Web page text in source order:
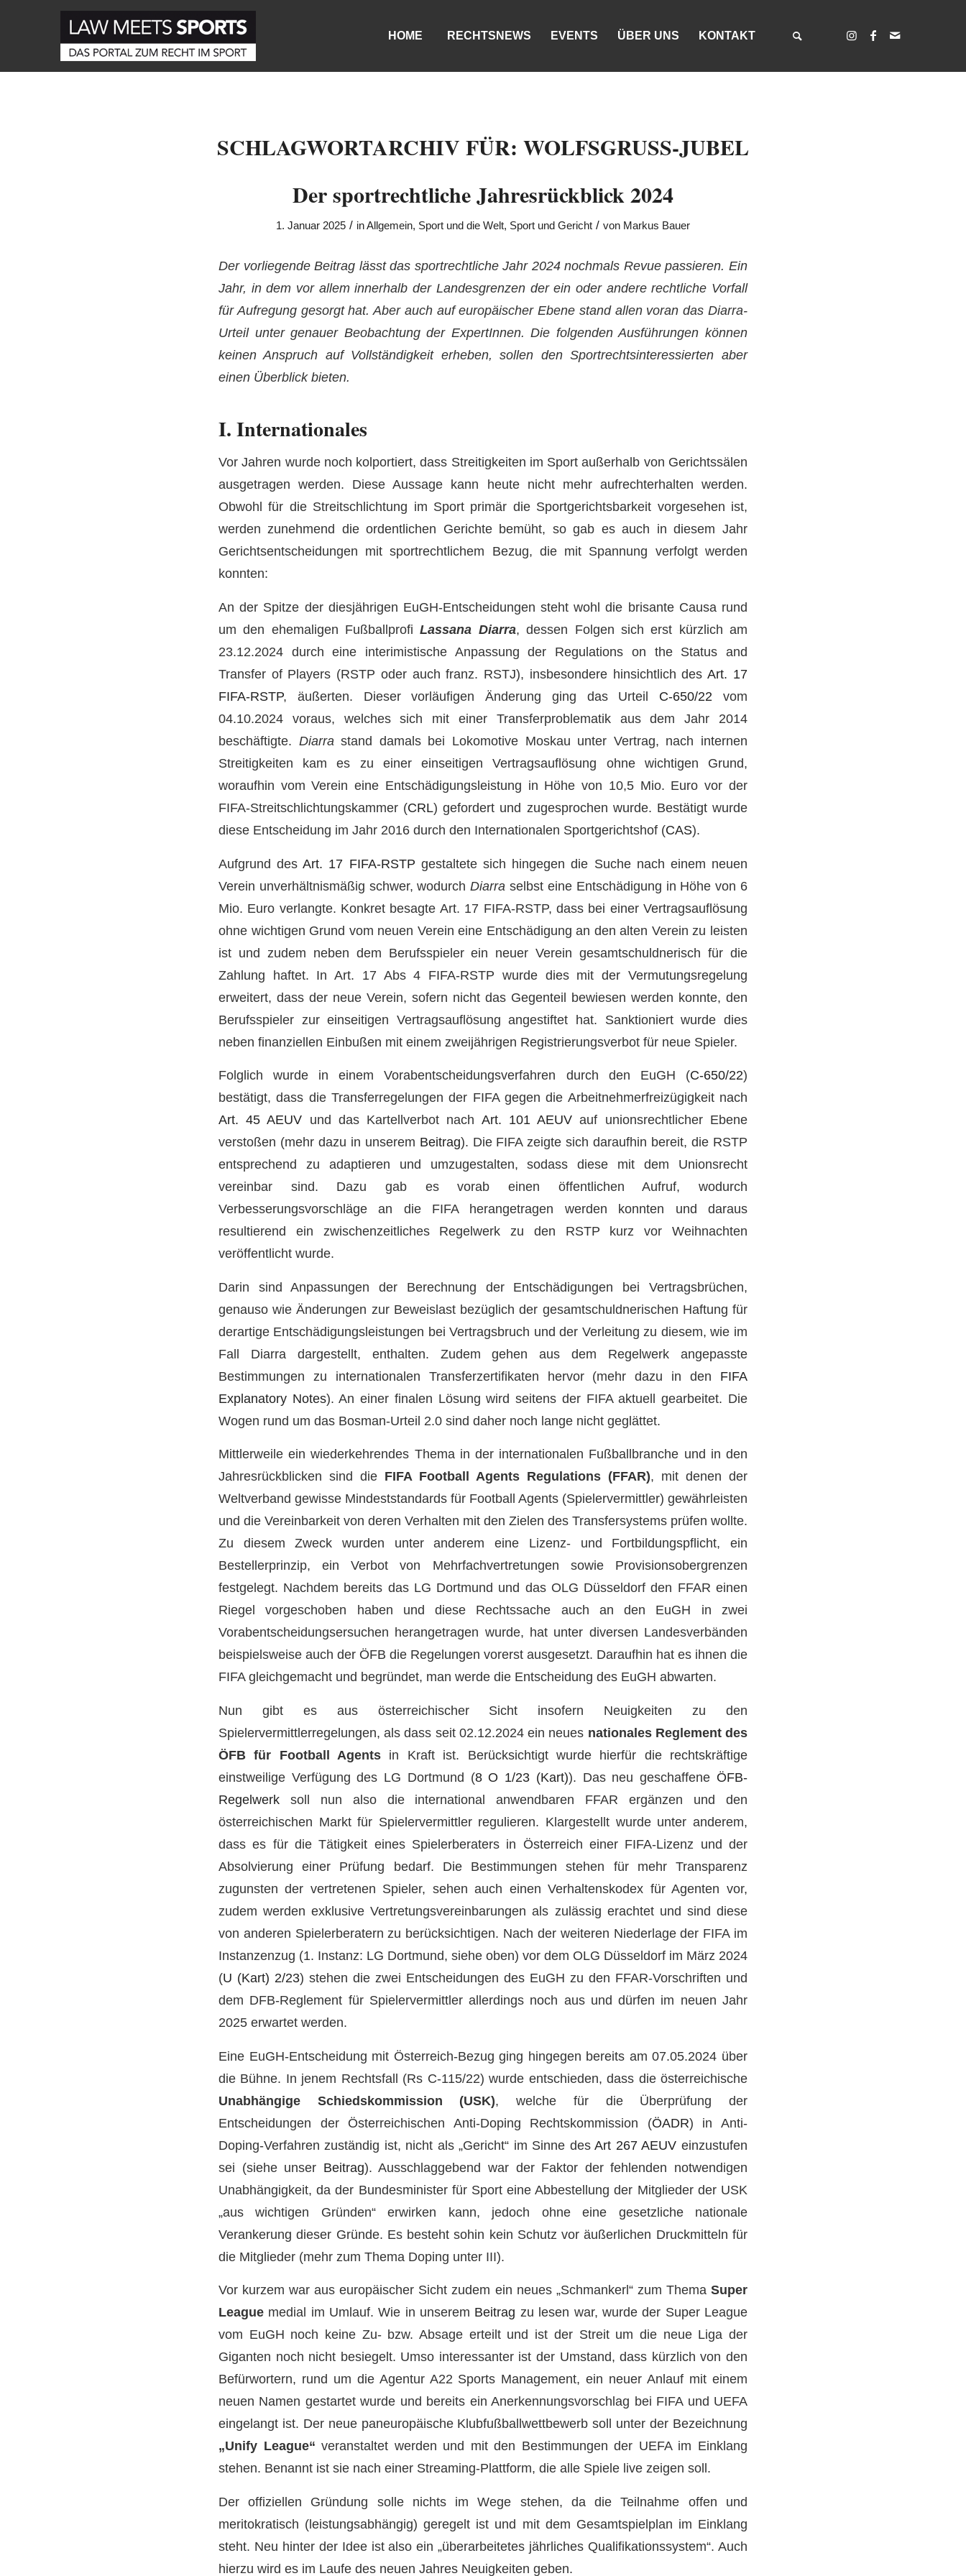
HOME RECHTSNEWS EVENTS ÜBER UNS KONTAKT
SCHLAGWORTARCHIV FÜR: WOLFSGRUSS-JUBEL
Der sportrechtliche Jahresrückblick 2024
1. Januar 2025 / inAllgemein, Sport und die Welt, Sport und Gericht / von Markus Bauer
Der vorliegende Beitrag lässt das sportrechtliche Jahr 2024 nochmals Revue passieren. Ein
Jahr, in dem vor allem innerhalb der Landesgrenzen der ein oder andere rechtliche Vorfall
für Aufregung gesorgt hat. Aber auch auf europäischer Ebene stand allen voran das Diarra-
Urteil unter genauer Beobachtung der ExpertInnen. Die folgenden Ausführungen können
keinen Anspruch auf Vollständigkeit erheben, sollen den Sportrechtsinteressierten aber
einen Überblick bieten.
I. Internationales
Vor Jahren wurde noch kolportiert, dass Streitigkeiten im Sport außerhalb von Gerichtssälen
ausgetragen werden. Diese Aussage kann heute nicht mehr aufrechterhalten werden.
Obwohl für die Streitschlichtung im Sport primär die Sportgerichtsbarkeit vorgesehen ist,
werden zunehmend die ordentlichen Gerichte bemüht, so gab es auch in diesem Jahr
Gerichtsentscheidungen mit sportrechtlichem Bezug, die mit Spannung verfolgt werden
konnten:
An der Spitze der diesjährigen EuGH-Entscheidungen steht wohl die brisante Causa rund
um den ehemaligen FußballprofiLassana Diarra, dessen Folgen sich erst kürzlich am
23.12.2024 durch eine interimistische Anpassung der Regulations on the Status and
Transfer of Players (RSTP oder auch franz. RSTJ), insbesondere hinsichtlich desArt. 17
FIFA-RSTP, äußerten. Dieser vorläufigen Änderung ging das Urteil C-650/22 vom
04.10.2024 voraus, welches sich mit einer Transferproblematik aus dem Jahr 2014
beschäftigte. Diarra stand damals bei Lokomotive Moskau unter Vertrag, nach internen
Streitigkeiten kam es zu einer einseitigen Vertragsauflösung ohne wichtigen Grund,
woraufhin vom Verein eine Entschädigungsleistung in Höhe von 10,5 Mio. Euro vor der
FIFA-Streitschlichtungskammer (CRL) gefordert und zugesprochen wurde. Bestätigt wurde
diese Entscheidung im Jahr 2016 durch den Internationalen Sportgerichtshof (CAS).
Aufgrund desArt. 17 FIFA-RSTP gestaltete sich hingegen die Suche nach einem neuen
Verein unverhältnismäßig schwer, wodurchDiarra selbst eine Entschädigung in Höhe von 6
Mio. Euro verlangte. Konkret besagte Art. 17 FIFA-RSTP, dass bei einer Vertragsauflösung
ohne wichtigen Grund vom neuen Verein eine Entschädigung an den alten Verein zu leisten
ist und zudem neben dem Berufsspieler ein neuer Verein gesamtschuldnerisch für die
Zahlung haftet. In Art. 17 Abs 4 FIFA-RSTP wurde dies mit der Vermutungsregelung
erweitert, dass der neue Verein, sofern nicht das Gegenteil bewiesen werden konnte, den
Berufsspieler zur einseitigen Vertragsauflösung angestiftet hat. Sanktioniert wurde dies
neben finanziellen Einbußen mit einem zweijährigen Registrierungsverbot für neue Spieler.
Folglich wurde in einem Vorabentscheidungsverfahren durch den EuGH (C-650/22)
bestätigt, dass die Transferregelungen der FIFA gegen die Arbeitnehmerfreizügigkeit nach
Art. 45 AEUV und das Kartellverbot nach Art. 101 AEUV auf unionsrechtlicher Ebene
verstoßen (mehr dazu in unserem Beitrag). Die FIFA zeigte sich daraufhin bereit, die RSTP
entsprechend zu adaptieren und umzugestalten, sodass diese mit dem Unionsrecht
vereinbar sind. Dazu gab es vorab einen öffentlichen Aufruf, wodurch
Verbesserungsvorschläge an die FIFA herangetragen werden konnten und daraus
resultierend ein zwischenzeitliches Regelwerk zu den RSTP kurz vor Weihnachten
veröffentlicht wurde.
Darin sind Anpassungen der Berechnung der Entschädigungen bei Vertragsbrüchen,
genauso wie Änderungen zur Beweislast bezüglich der gesamtschuldnerischen Haftung für
derartige Entschädigungsleistungen bei Vertragsbruch und der Verleitung zu diesem, wie im
Fall Diarra dargestellt, enthalten. Zudem gehen aus dem Regelwerk angepasste
Bestimmungen zu internationalen Transferzertifikaten hervor (mehr dazu in den FIFA
Explanatory Notes). An einer finalen Lösung wird seitens der FIFA aktuell gearbeitet. Die
Wogen rund um das Bosman-Urteil 2.0 sind daher noch lange nicht geglättet.
Mittlerweile ein wiederkehrendes Thema in der internationalen Fußballbranche und in den
Jahresrückblicken sind die FIFA Football Agents Regulations (FFAR), mit denen der
Weltverband gewisse Mindeststandards für Football Agents (Spielervermittler) gewährleisten
und die Vereinbarkeit von deren Verhalten mit den Zielen des Transfersystems prüfen wollte.
Zu diesem Zweck wurden unter anderem eine Lizenz- und Fortbildungspflicht, ein
Bestellerprinzip, ein Verbot von Mehrfachvertretungen sowie Provisionsobergrenzen
festgelegt. Nachdem bereits das LG Dortmund und das OLG Düsseldorf den FFAR einen
Riegel vorgeschoben haben und diese Rechtssache auch an den EuGH in zwei
Vorabentscheidungsersuchen herangetragen wurde, hat unter diversen Landesverbänden
beispielsweise auch der ÖFB die Regelungen vorerst ausgesetzt. Daraufhin hat es ihnen die
FIFA gleichgemacht und begründet, man werde die Entscheidung des EuGH abwarten.
Nun gibt es aus österreichischer Sicht insofern Neuigkeiten zu den
Spielervermittlerregelungen, als dass seit 02.12.2024 ein neues nationales Reglement des
ÖFB für Football Agents in Kraft ist. Berücksichtigt wurde hierfür die rechtskräftige
einstweilige Verfügung des LG Dortmund (8 O 1/23 (Kart)). Das neu geschaffene ÖFB-
Regelwerksoll nun also die international anwendbaren FFAR ergänzen und den
österreichischen Markt für Spielervermittler regulieren. Klargestellt wurde unter anderem,
dass es für die Tätigkeit eines Spielerberaters in Österreich einer FIFA-Lizenz und der
Absolvierung einer Prüfung bedarf. Die Bestimmungen stehen für mehr Transparenz
zugunsten der vertretenen Spieler, sehen auch einen Verhaltenskodex für Agenten vor,
zudem werden exklusive Vertretungsvereinbarungen als zulässig erachtet und sind diese
von anderen Spielerberatern zu berücksichtigen. Nach der weiteren Niederlage der FIFA im
Instanzenzug (1. Instanz: LG Dortmund, siehe oben) vor dem OLG Düsseldorf im März 2024
(U (Kart) 2/23) stehen die zwei Entscheidungen des EuGH zu den FFAR-Vorschriften und
dem DFB-Reglement für Spielervermittler allerdings noch aus und dürfen im neuen Jahr
2025 erwartet werden.
Eine EuGH-Entscheidung mit Österreich-Bezug ging hingegen bereits am 07.05.2024 über
die Bühne. In jenem Rechtsfall (Rs C-115/22) wurde entschieden, dass die österreichische
Unabhängige Schiedskommission (USK), welche für die Überprüfung der
Entscheidungen der Österreichischen Anti-Doping Rechtskommission (ÖADR) in Anti-
Doping-Verfahren zuständig ist, nicht als „Gericht“ im Sinne desArt 267 AEUV einzustufen
sei (siehe unser Beitrag). Ausschlaggebend war der Faktor der fehlenden notwendigen
Unabhängigkeit, da der Bundesminister für Sport eine Abbestellung der Mitglieder der USK
„aus wichtigen Gründen“ erwirken kann, jedoch ohne eine gesetzliche nationale
Verankerung dieser Gründe. Es besteht sohin kein Schutz vor äußerlichen Druckmitteln für
die Mitglieder (mehr zum Thema Doping unter III).
Vor kurzem war aus europäischer Sicht zudem ein neues „Schmankerl“ zum Thema Super
Leaguemedial im Umlauf. Wie in unserem Beitrag zu lesen war, wurde der Super League
vom EuGH noch keine Zu- bzw. Absage erteilt und ist der Streit um die neue Liga der
Giganten noch nicht besiegelt. Umso interessanter ist der Umstand, dass kürzlich von den
Befürwortern, rund um die Agentur A22 Sports Management, ein neuer Anlauf mit einem
neuen Namen gestartet wurde und bereits ein Anerkennungsvorschlag bei FIFA und UEFA
eingelangt ist. Der neue paneuropäische Klubfußballwettbewerb soll unter der Bezeichnung
„Unify League“ veranstaltet werden und mit den Bestimmungen der UEFA im Einklang
stehen. Benannt ist sie nach einer Streaming-Plattform, die alle Spiele live zeigen soll.
Der offiziellen Gründung solle nichts im Wege stehen, da die Teilnahme offen und
meritokratisch (leistungsabhängig) geregelt ist und mit dem Gesamtspielplan im Einklang
steht. Neu hinter der Idee ist also ein „überarbeitetes jährliches Qualifikationssystem“. Auch
hierzu wird es im Laufe des neuen Jahres Neuigkeiten geben.